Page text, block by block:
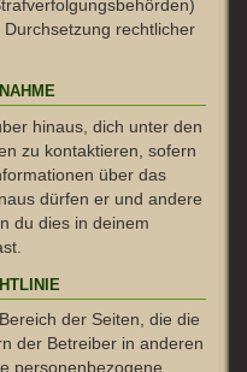
rechtlicher
hinaus, dich unter den
zu kontaktieren, sofern
über das
dürfen er und andere
du dies in deinem
der Seiten, die die
der Betreiber in anderen
personenbezogene